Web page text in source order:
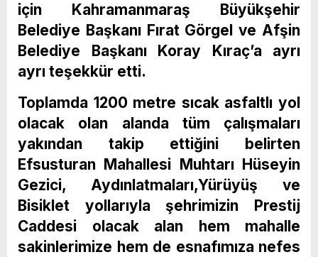
için Kahramanmaraş Büyükşehir
Belediye Başkanı Fırat Görgel ve Afşin
Belediye Başkanı Koray Kıraç’a ayrı
ayrı teşekkür etti.
Toplamda 1200 metre sıcak asfaltlı yol
olacak olan alanda tüm çalışmaları
yakından takip ettiğini belirten
Efsusturan Mahallesi Muhtarı Hüseyin
Gezici, Aydınlatmaları,Yürüyüş ve
Bisiklet yollarıyla şehrimizin Prestij
Caddesi olacak alan hem mahalle
sakinlerimize hem de esnafımıza nefes